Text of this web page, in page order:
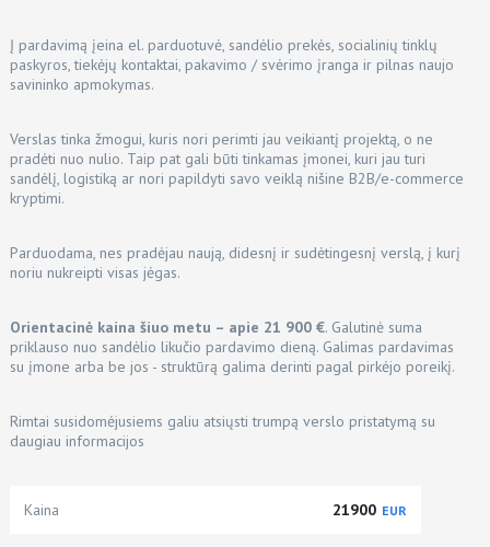
Į pardavimą įeina el. parduotuvė, sandėlio prekės, socialinių tinklų
paskyros, tiekėjų kontaktai, pakavimo / svėrimo įranga ir pilnas naujo
savininko apmokymas.
Verslas tinka žmogui, kuris nori perimti jau veikiantį projektą, o ne
pradėti nuo nulio. Taip pat gali būti tinkamas įmonei, kuri jau turi
sandėlį, logistiką ar nori papildyti savo veiklą nišine B2B/e-commerce
kryptimi.
Parduodama, nes pradėjau naują, didesnį ir sudėtingesnį verslą, į kurį
noriu nukreipti visas jėgas.
Orientacinė kaina šiuo metu – apie 21 900 €. Galutinė suma
priklauso nuo sandėlio likučio pardavimo dieną. Galimas pardavimas
su įmone arba be jos - struktūrą galima derinti pagal pirkėjo poreikį.
Rimtai susidomėjusiems galiu atsiųsti trumpą verslo pristatymą su
daugiau informacijos
Kaina 21900 EUR